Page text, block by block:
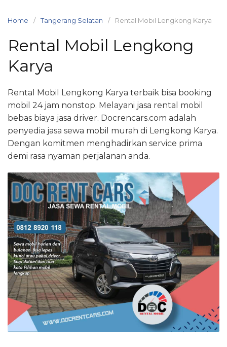
Home Tangerang Selatan Rental Mobil Lengkong Karya
Rental Mobil Lengkong
Karya
Rental Mobil Lengkong Karya terbaik bisa booking
mobil 24 jam nonstop. Melayani jasa rental mobil
bebas biaya jasa driver. Docrencars.com adalah
penyedia jasa sewa mobil murah di Lengkong Karya.
Dengan komitmen menghadirkan service prima
demi rasa nyaman perjalanan anda.